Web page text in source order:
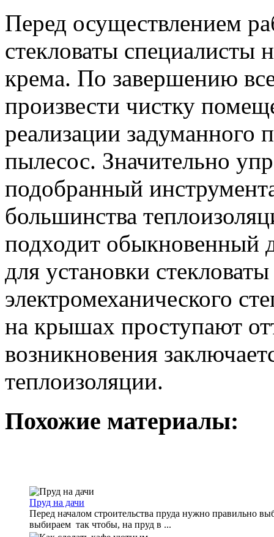
Перед осуществлением
стекловаты специалисты
крема. По завершению
произвести чистку
реализации задуманного
пылесос. Значительно
подобранный
большинства
подходит
для установки
электромеханического
на крышах проступают
возникновения
теплоизоляции.
Похожие материалы:
Пруд на дачи
Перед началом строительства пруда нужно правильно
выбираем так чтобы, на пруд в ...